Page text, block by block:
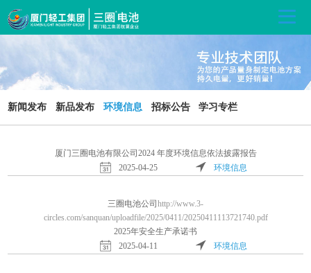
新闻发布 新品发布 环境信息 招标公告 学习专栏
厦门三圈电池有限公司2024 年度环境信息依法披露报告
2025-04-25
环境信息
三圈电池公司 http://www.3-
circles.com/sanquan/uploadfile/2025/0411/20250411113721740.pdf
2025年安全生产承诺书
2025-04-11
环境信息